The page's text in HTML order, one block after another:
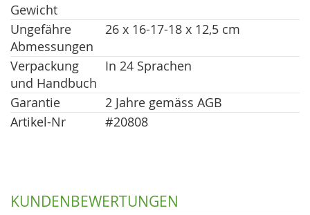
Gewicht
Ungefähre
Abmessungen
26 x 16-17-18 x 12,5 cm
Verpackung
und Handbuch
In 24 Sprachen
Garantie
2 Jahre gemäss AGB
Artikel-Nr
#20808
KUNDENBEWERTUNGEN